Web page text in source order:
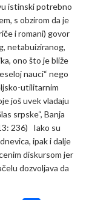
istinski potrebno
s obzirom da je
i romani) govor
netabuiziranog,
ono što je bliže
nauci“ nego
utilitarnim
još uvek vladaju
srpske“, Banja
236) Iako su
ipak i dalje
diskursom jer
dozvoljava da